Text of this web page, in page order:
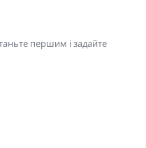
першим і задайте